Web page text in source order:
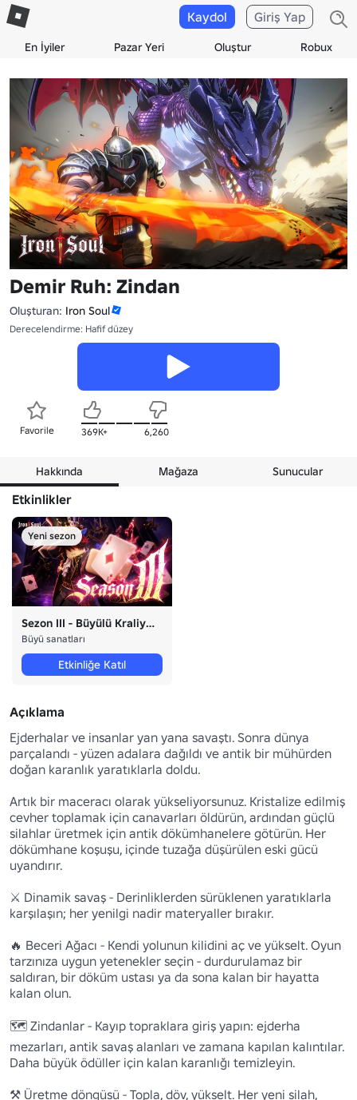
En İyiler Pazar Yeri Oluştur Robux
Kaydol Giriş Yap
Demir Ruh: Zindan
Oluşturan: Iron Soul
Derecelendirme: Hafif düzey
Favorile 369K+ 6,260
Hakkında Mağaza Sunucular
Etkinlikler
Yeni sezon
Sezon III - Büyülü Kraliyet
Büyü sanatları
Etkinliğe Katıl
Açıklama
Ejderhalar ve insanlar yan yana savaştı. Sonra dünya
parçalandı - yüzen adalara dağıldı ve antik bir mühürden
doğan karanlık yaratıklarla doldu.
Artık bir maceracı olarak yükseliyorsunuz. Kristalize edilmiş
cevher toplamak için canavarları öldürün, ardından güçlü
silahlar üretmek için antik dökümhanelere götürün. Her
dökümhane koşuşu, içinde tuzağa düşürülen eski gücü
uyandırır.
⚔️ Dinamik savaş - Derinliklerden sürüklenen yaratıklarla
karşılaşın; her yenilgi nadir materyaller bırakır.
🔥 Beceri Ağacı - Kendi yolunun kilidini aç ve yükselt. Oyun
tarzınıza uygun yetenekler seçin - durdurulamaz bir
saldıran, bir döküm ustası ya da sona kalan bir hayatta
kalan olun.
🗺️ Zindanlar - Kayıp topraklara giriş yapın: ejderha
mezarları, antik savaş alanları ve zamana kapılan kalıntılar.
Daha büyük ödüller için kalan karanlığı temizleyin.
⚒️ Üretme döngüsü - Topla, döv, yükselt. Her yeni silah,